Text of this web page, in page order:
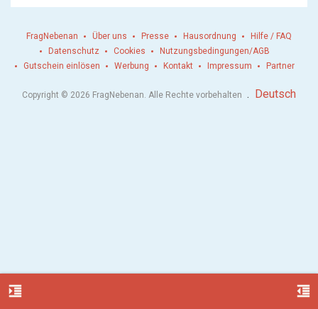
format_indent_increase format_indent_decrease
FragNebenan Über uns Presse Hausordnung
Hilfe / FAQ
Datenschutz
Cookies
Nutzungsbedingungen/AGB
Gutschein einlösen
Werbung Kontakt Impressum Partner
Copyright © 2026 FragNebenan. Alle Rechte vorbehalten . Deutsch